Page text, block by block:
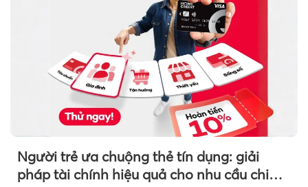
Người trẻ ưa chuộng thẻ tín dụng: giải
pháp tài chính hiệu quả cho nhu cầu chi